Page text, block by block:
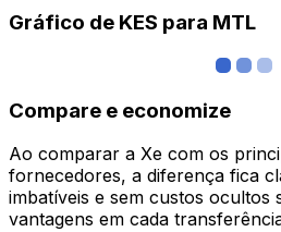
Gráfico de KES para MTL
Compare e economize
Ao comparar a Xe com os
fornecedores, a diferença fica
imbatíveis e sem custos ocultos
vantagens em cada